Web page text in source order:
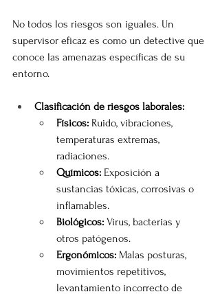
No todos los riesgos son iguales. Un
supervisor eficaz es como un detective que
conoce las amenazas específicas de su
entorno.
Clasificación de riesgos laborales:
Físicos: Ruido, vibraciones,
temperaturas extremas,
radiaciones.
Químicos: Exposición a
sustancias tóxicas, corrosivas o
inflamables.
Biológicos: Virus, bacterias y
otros patógenos.
Ergonómicos: Malas posturas,
movimientos repetitivos,
levantamiento incorrecto de